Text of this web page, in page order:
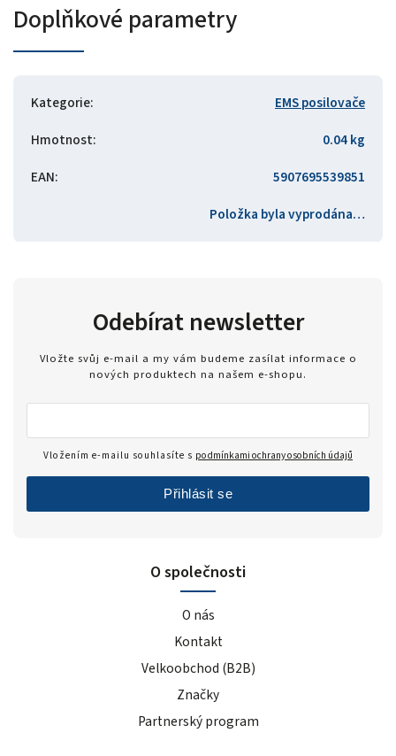
Doplňkové parametry
Kategorie:
EMS posilovače
Hmotnost:
0.04 kg
EAN:
5907695539851
Položka byla vyprodána…
O společnosti
O nás
Kontakt
Velkoobchod (B2B)
Značky
Partnerský program
Odebírat newsletter
Vložte svůj e-mail a my vám budeme zasílat informace o
nových produktech na našem e-shopu.
Vložením e-mailu souhlasíte s podmínkami ochrany osobních údajů
Přihlásit se